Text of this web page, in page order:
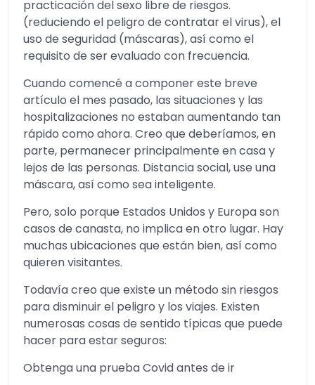
practicación del sexo libre de riesgos.
(reduciendo el peligro de contratar el virus), el
uso de seguridad (máscaras), así como el
requisito de ser evaluado con frecuencia.
Cuando comencé a componer este breve
artículo el mes pasado, las situaciones y las
hospitalizaciones no estaban aumentando tan
rápido como ahora. Creo que deberíamos, en
parte, permanecer principalmente en casa y
lejos de las personas. Distancia social, use una
máscara, así como sea inteligente.
Pero, solo porque Estados Unidos y Europa son
casos de canasta, no implica en otro lugar. Hay
muchas ubicaciones que están bien, así como
quieren visitantes.
Todavía creo que existe un método sin riesgos
para disminuir el peligro y los viajes. Existen
numerosas cosas de sentido típicas que puede
hacer para estar seguros:
Obtenga una prueba Covid antes de ir